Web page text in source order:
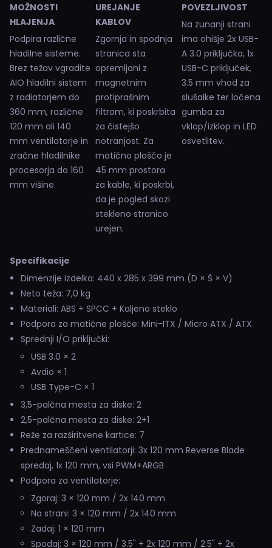
MOŽNOSTI
HLAJENJA
Podpira različne
hladilne sisteme.
Brez težav vgradite
AIO hladilni sistem
z radiatorjem do
360 mm, različne
120 mm ali 140
mm ventilatorje in
zračne hladilnike
procesorja do 160
mm višine.
UREJANJE
KABLOV
Zgornja in spodnja
stranica sta
opremljani z
magnetnim
protiprašnim
filtrom, ki poskrbita
za čistejšo
notranjost. Za
matično ploščo je
45 mm prostora
za kable, ki poskrbi,
da je pogled skozi
stekleno stranico
urejen.
POVEZLJIVOST
Na zunanji strani
ima ohišje 2x USB-
A 3.0 priključka, 1x
USB-C priključek,
3.5 mm vhod za
slušalke ter ločena
gumba za
vklop/izklop in LED
osvetlitev.
Specifikacije
Dimenzije izdelka: 440 x 285 x 399 mm (D × Š × V)
Neto teža: 7,0 kg
Materiali: ABS + SPCC + Kaljeno steklo
Podpora za matične plošče: Mini-ITX / Micro ATX / ATX
Sprednji I/O priključki:
USB 3.0 × 2
Avdio × 1
USB Type-C × 1
3,5-palčna mesta za diske: 2
2,5-palčna mesta za diske: 2+1
Reže za razširitvene kartice: 7
Prednameščeni ventilatorji: 3x 120 mm Reverse Blade
spredaj, 1x 120 mm, vsi PWM+ARGB
Podpora za ventilatorje:
Zgoraj: 3 × 120 mm / 2x 140 mm
Na strani: 3 × 120 mm / 2x 140 mm
Zadaj: 1 × 120 mm
Spodaj: 3 × 120 mm / 3.5" + 2x 120 mm / 2.5" + 2x